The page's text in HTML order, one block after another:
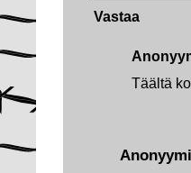
Anonyymi
Täältä
Vastaa